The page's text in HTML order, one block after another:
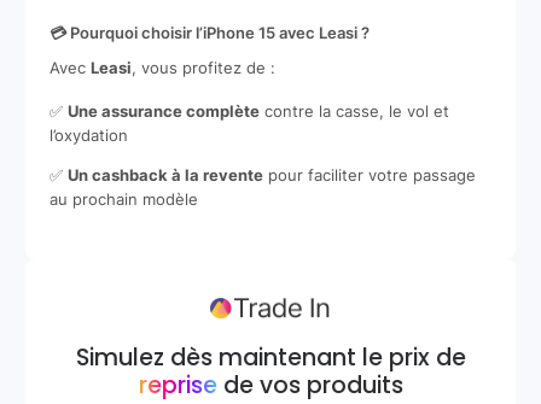
💳 Pourquoi choisir l’iPhone 15 avec Leasi ?
Avec Leasi, vous profitez de :
✅ Une assurance complètecontre la casse, le vol et
l’oxydation
✅ Un cashback à la reventepour faciliter votre passage
au prochain modèle
Simulez dès maintenant le prix de
reprisede vos produits